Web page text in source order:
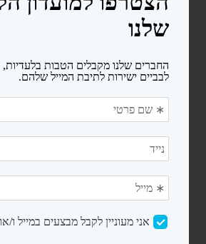
כימיקלים
סולמות ומעקות
מעקות
סולמות
בריכות פיברגלס
חימום המים
משאבות לבריכות שחיה
משאבות לבריכות ניידות
קיטים משאבה + מסנן חול
רובוטים ושואבים
רובוטים
פילטרים ומסננים